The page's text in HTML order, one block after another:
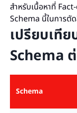
สำหรับเนื้อหาที่
Schema นี้ในการตั
เปรียบเที
Schema
Schema